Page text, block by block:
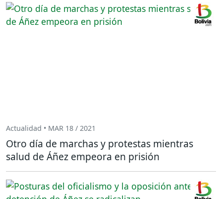
Actualidad • MAR 18 / 2021
Otro día de marchas y protestas mientras
salud de Áñez empeora en prisión